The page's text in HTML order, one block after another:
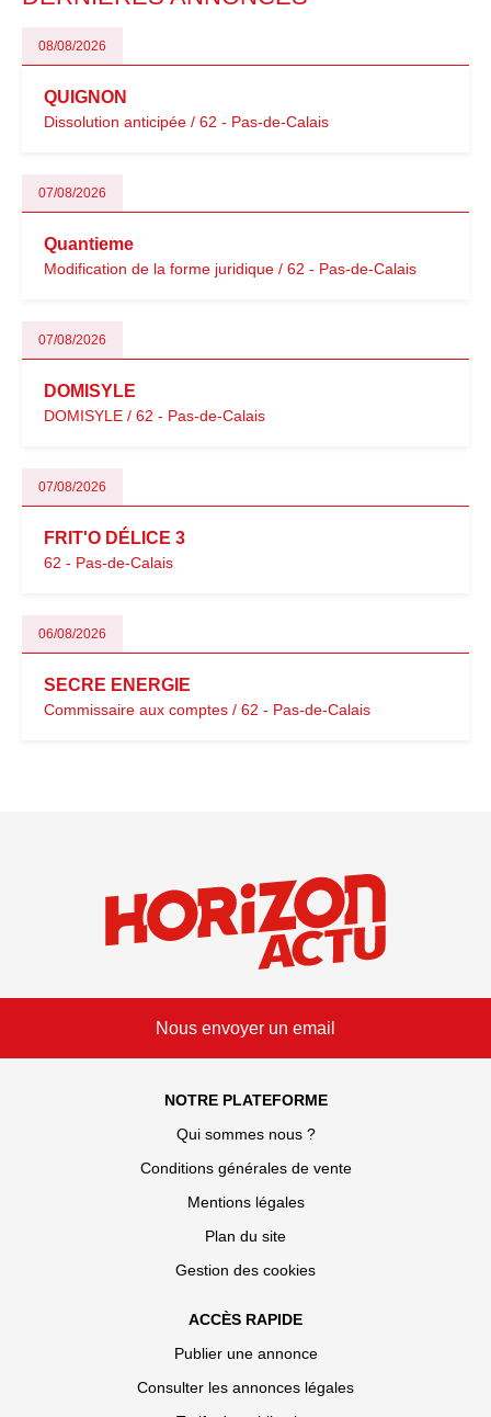
08/08/2026
QUIGNON
Dissolution anticipée / 62 - Pas-de-Calais
07/08/2026
Quantieme
Modification de la forme juridique / 62 - Pas-de-Calais
07/08/2026
DOMISYLE
DOMISYLE / 62 - Pas-de-Calais
07/08/2026
FRIT'O DÉLICE 3
62 - Pas-de-Calais
06/08/2026
SECRE ENERGIE
Commissaire aux comptes / 62 - Pas-de-Calais
Nous envoyer un email
NOTRE PLATEFORME
Qui sommes nous ?
Conditions générales de vente
Mentions légales
Plan du site
Gestion des cookies
ACCÈS RAPIDE
Publier une annonce
Consulter les annonces légales